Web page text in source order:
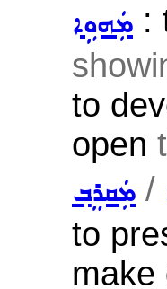
ܡܲܗܘܹܐ :
to
open
ܡܲܩܪܸܒ݂ /
to